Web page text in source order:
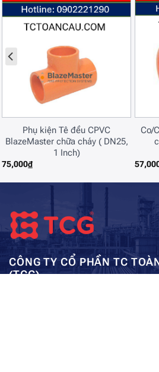
Phụ kiện Tê đều CPVC
BlazeMaster chữa cháy ( DN25,
1 Inch)
75,000₫
Co/
CÔNG TY CỔ PHẦN TC
(TCG)